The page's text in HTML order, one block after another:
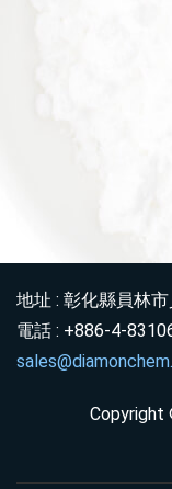
地址 : 彰化縣員林
電話 : +886-4-
Copyright